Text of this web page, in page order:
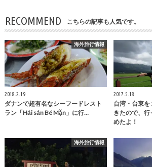
RECOMMEND こちらの記事も人気です。
海外旅行情報
2018.2.19
ダナンで超有名なシーフードレスト
ラン「Hải sản Bé Mặn」に行…
2017.5.18
台湾・台東
きたので、
めたよ！
海外旅行情報